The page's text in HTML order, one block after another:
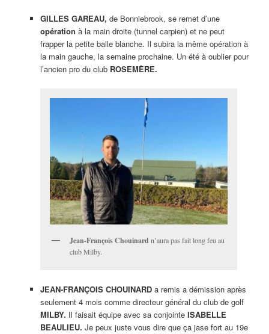
GILLES GAREAU, de Bonniebrook, se remet d’une
opération à la main droite (tunnel carpien) et ne peut
frapper la petite balle blanche. Il subira la même opération à
la main gauche, la semaine prochaine. Un été à oublier pour
l’ancien pro du club ROSEMÈRE.
Jean-François Chouinard n’aura pas fait long feu au
club Milby.
JEAN-FRANÇOIS CHOUINARDa remis a démission après
seulement 4 mois comme directeur général du club de golf
MILBY. Il faisait équipe avec sa conjointe ISABELLE
BEAULIEU. Je peux juste vous dire que ça jase fort au 19e